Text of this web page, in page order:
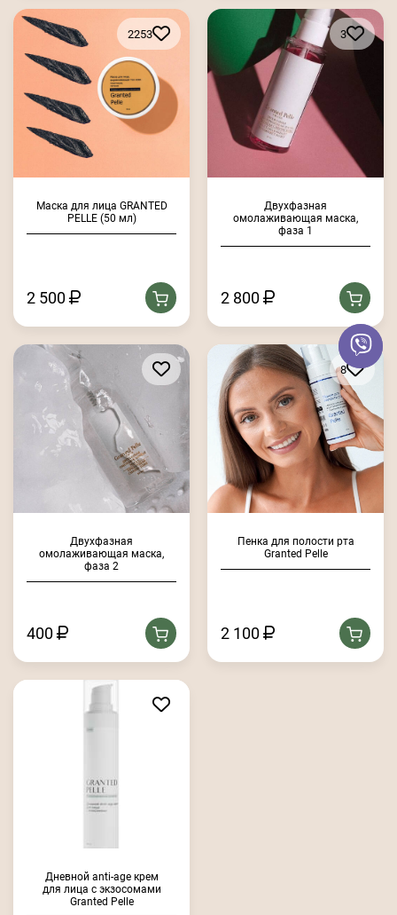
2253
Маска для лица GRANTED
PELLE (50 мл)
2 500
3
Двухфазная
омолаживающая маска,
фаза 1
2 800
Двухфазная
омолаживающая маска,
фаза 2
400
8
Пенка для полости рта
Granted Pelle
2 100
Дневной anti-age крем
для лица с экзосомами
Granted Pelle